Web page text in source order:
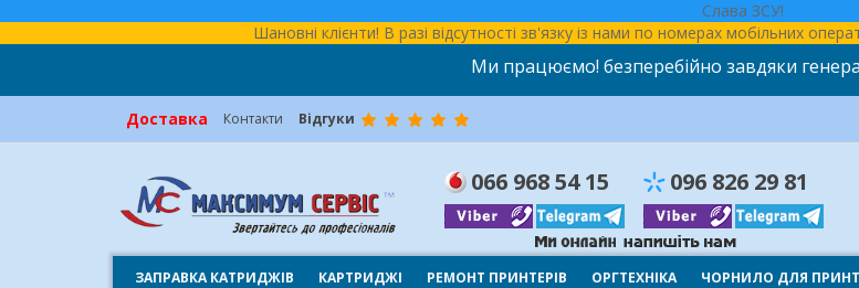
Слава ЗСУ!
Шановні клієнти! В разі відсутності зв'язку із нами по номерах мобільних
Ми працюємо! безперебійно завдяки
Доставка Контакти Відгуки
066 968 54 15 096 826 29 81
ЗАПРАВКА КАТРИДЖІВ КАРТРИДЖІ РЕМОНТ ПРИНТЕРІВ ОРГТЕХНІКА ЧОРНИЛО ДЛЯ